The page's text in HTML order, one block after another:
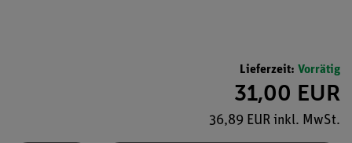
Lieferzeit: Vorrätig
31,00 EUR
36,89 EUR inkl. MwSt.